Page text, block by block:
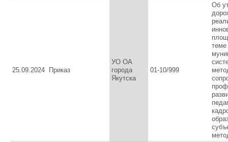
25.09.2024 Приказ
УО ОА
города
Якутска
01-10/999
Об
теме